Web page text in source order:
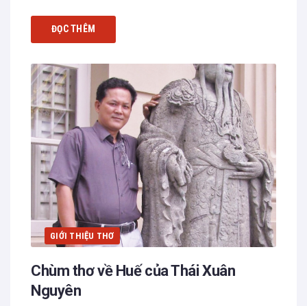
ĐỌC THÊM
GIỚI THIỆU THƠ
Chùm thơ về Huế của Thái Xuân
Nguyên